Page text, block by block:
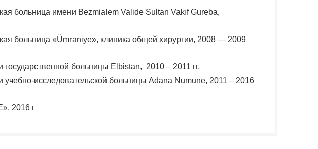
больница имени Bezmialem Valide Sultan Vakıf Gureba,
больница «Ümraniye», клиника общей хирургии, 2008 — 2009
государственной больницы Elbistan, 2010 – 2011 гг.
учебно-исследовательской больницы Adana Numune, 2011 – 2016
2016 г